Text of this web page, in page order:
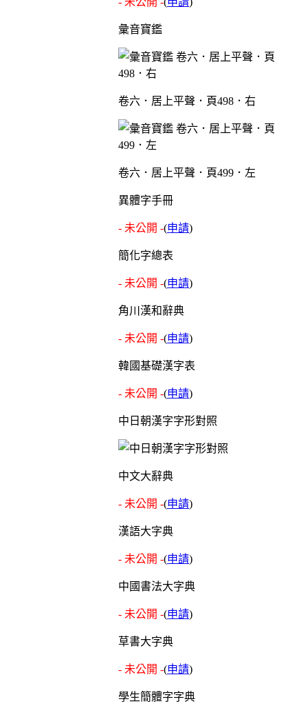
彙音寶鑑
卷六．居上平聲．頁498．右
卷六．居上平聲．頁499．左
異體字手冊
- 未公開 -(申請)
簡化字總表
- 未公開 -(申請)
角川漢和辭典
- 未公開 -(申請)
韓國基礎漢字表
- 未公開 -(申請)
中日朝漢字字形對照
中文大辭典
- 未公開 -(申請)
漢語大字典
- 未公開 -(申請)
中國書法大字典
- 未公開 -(申請)
草書大字典
- 未公開 -(申請)
學生簡體字字典